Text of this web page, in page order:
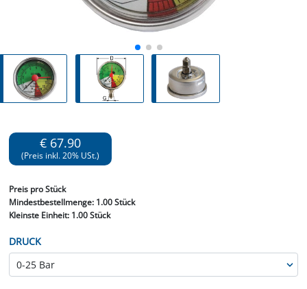
€ 67.90
(Preis inkl. 20% USt.)
Preis pro Stück
Mindestbestellmenge: 1.00 Stück
Kleinste Einheit:1.00 Stück
DRUCK